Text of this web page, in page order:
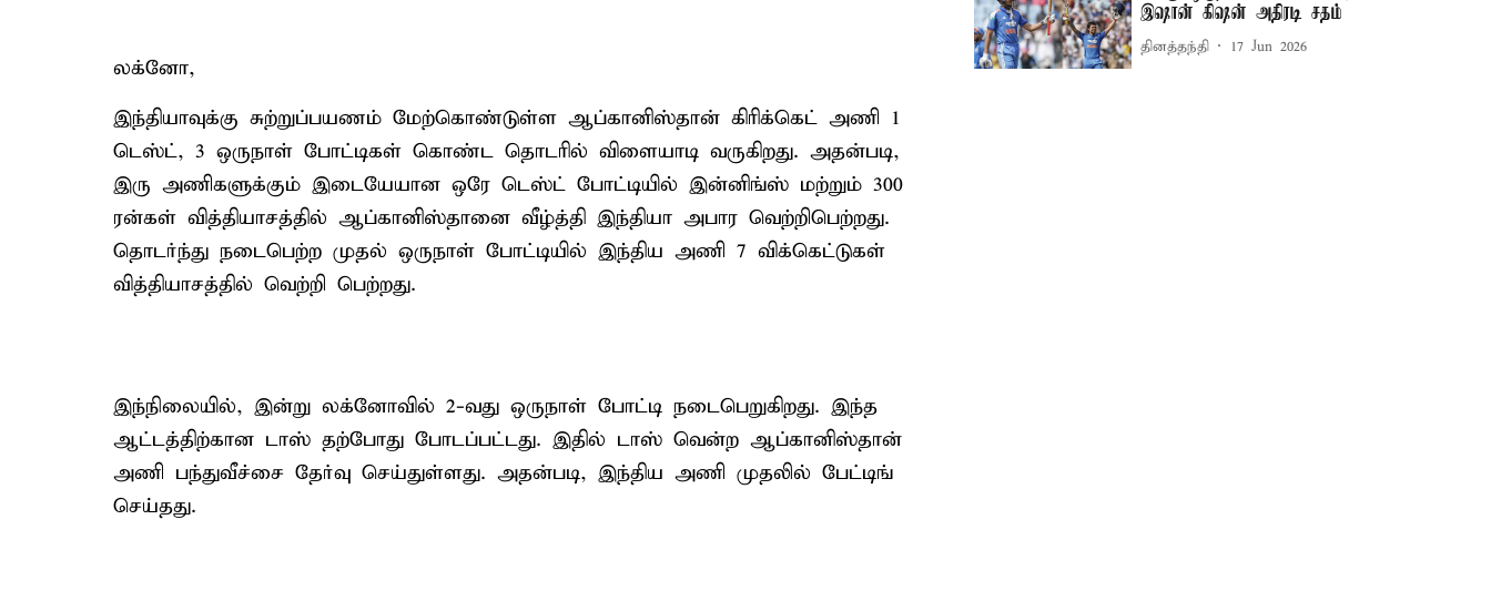
லக்னோ,
இந்தியாவுக்கு சுற்றுப்பயணம் மேற்கொண்டுள்ள ஆப்கானிஸ்தான் கிரிக்கெட் அணி 1
டெஸ்ட், 3 ஒருநாள் போட்டிகள் கொண்ட தொடரில் விளையாடி வருகிறது. அதன்படி,
இரு அணிகளுக்கும் இடையேயான ஒரே டெஸ்ட் போட்டியில் இன்னிங்ஸ் மற்றும் 300
ரன்கள் வித்தியாசத்தில் ஆப்கானிஸ்தானை வீழ்த்தி இந்தியா அபார வெற்றிபெற்றது.
தொடர்ந்து நடைபெற்ற முதல் ஒருநாள் போட்டியில் இந்திய அணி 7 விக்கெட்டுகள்
வித்தியாசத்தில் வெற்றி பெற்றது.
இந்நிலையில், இன்று லக்னோவில் 2-வது ஒருநாள் போட்டி நடைபெறுகிறது. இந்த
ஆட்டத்திற்கான டாஸ் தற்போது போடப்பட்டது. இதில் டாஸ் வென்ற ஆப்கானிஸ்தான்
அணி பந்துவீச்சை தேர்வு செய்துள்ளது. அதன்படி, இந்திய அணி முதலில் பேட்டிங்
செய்தது.
இஷான் கிஷன் அதிரடி சதம்
தினத்தந்தி 17 Jun 2026